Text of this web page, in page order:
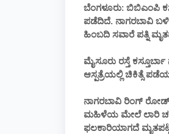
ಬೆಂಗಳೂರು: ಬಿಬಿಎಂಪಿ
ಪಡೆದಿದೆ. ನಾಗರಬಾವಿ
ಹಿಂಬದಿ ಸವಾರೆ ಪತ್ನಿ
ಮೈಸೂರು ರಸ್ತೆ
ಆಸ್ಪತ್ರೆಯಲ್ಲಿ ಚಿಕಿತ್ಸೆ
ನಾಗರಬಾವಿ ರಿಂಗ್ ರೋಡ್
ಮಹಿಳೆಯ ಮೇಲೆ ಲಾರಿ
ಫಲಕಾರಿಯಾಗದೆ